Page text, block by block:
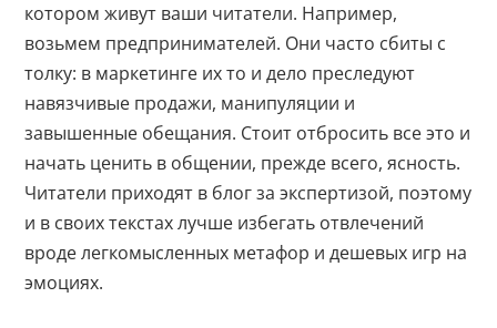
котором живут ваши читатели. Например,
возьмем предпринимателей. Они часто сбиты с
толку: в маркетинге их то и дело преследуют
навязчивые продажи, манипуляции и
завышенные обещания. Стоит отбросить все это и
начать ценить в общении, прежде всего, ясность.
Читатели приходят в блог за экспертизой, поэтому
и в своих текстах лучше избегать отвлечений
вроде легкомысленных метафор и дешевых игр на
эмоциях.